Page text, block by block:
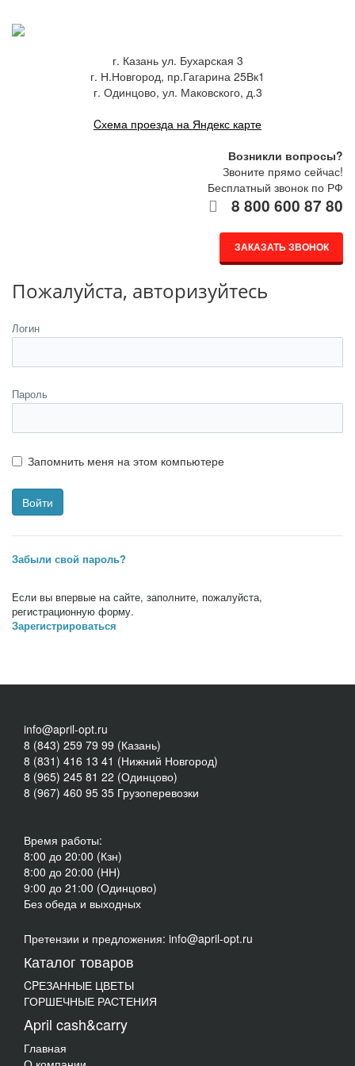
г. Казань ул. Бухарская 3
г. Н.Новгород, пр.Гагарина 25Вк1
г. Одинцово, ул. Маковского, д.3
Cхема проезда на Яндекс карте
Возникли вопросы?
Звоните прямо сейчас!
Бесплатный звонок по РФ
8 800 600 87 80
ЗАКАЗАТЬ ЗВОНОК
Пожалуйста, авторизуйтесь
Логин
Пароль
Запомнить меня на этом компьютере
Забыли свой пароль?
Если вы впервые на сайте, заполните, пожалуйста,
регистрационную форму.
Зарегистрироваться
info@april-opt.ru
8 (843) 259 79 99 (Казань)
8 (831) 416 13 41 (Нижний Новгород)
8 (965) 245 81 22 (Одинцово)
8 (967) 460 95 35 Грузоперевозки
Время работы:
8:00 до 20:00 (Кзн)
8:00 до 20:00 (НН)
9:00 до 21:00 (Одинцово)
Без обеда и выходных
Претензии и предложения: info@april-opt.ru
Каталог товаров
CPЕЗАННЫЕ ЦВЕТЫ
ГОРШЕЧНЫЕ РАСТЕНИЯ
April cash&carry
Главная